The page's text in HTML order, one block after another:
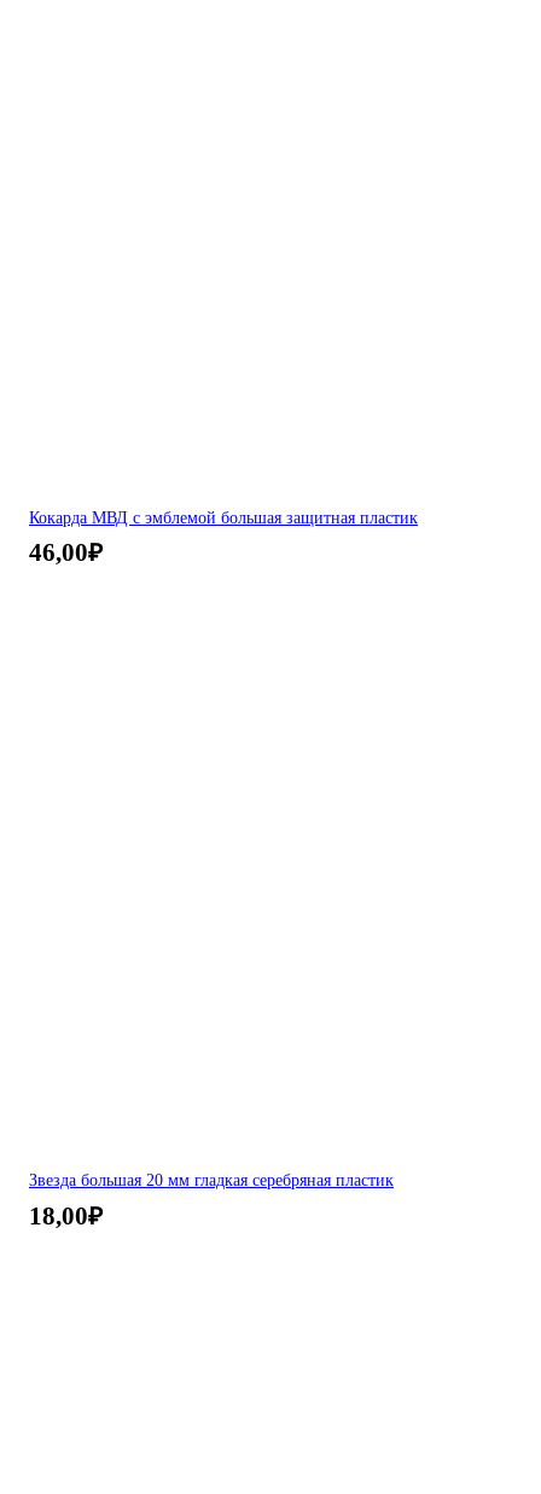
Кокарда МВД с эмблемой большая защитная пластик
46,00₽
Звезда большая 20 мм гладкая серебряная пластик
18,00₽